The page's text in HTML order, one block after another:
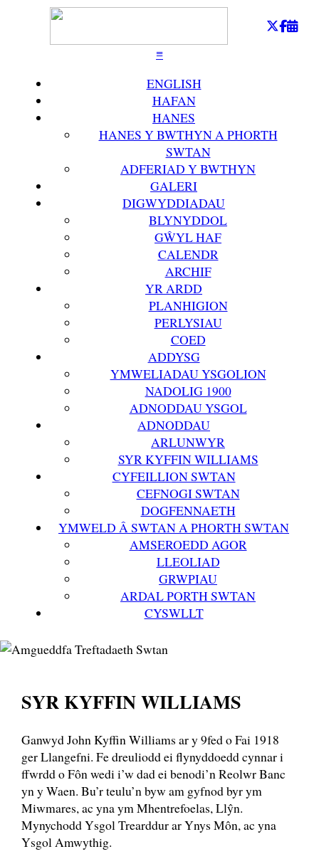
≡
ENGLISH
HAFAN
HANES
HANES Y BWTHYN A PHORTH
SWTAN
ADFERIAD Y BWTHYN
GALERI
DIGWYDDIADAU
BLYNYDDOL
GŴYL HAF
CALENDR
ARCHIF
YR ARDD
PLANHIGION
PERLYSIAU
COED
ADDYSG
YMWELIADAU YSGOLION
NADOLIG 1900
ADNODDAU YSGOL
ADNODDAU
ARLUNWYR
SYR KYFFIN WILLIAMS
CYFEILLION SWTAN
CEFNOGI SWTAN
DOGFENNAETH
YMWELD Â SWTAN A PHORTH SWTAN
AMSEROEDD AGOR
LLEOLIAD
GRWPIAU
ARDAL PORTH SWTAN
CYSWLLT
SYR KYFFIN WILLIAMS
Ganwyd John Kyffin Williams ar y 9fed o Fai 1918
ger Llangefni. Fe dreuliodd ei flynyddoedd cynnar i
ffwrdd o Fôn wedi i’w dad ei benodi’n Reolwr Banc
yn y Waen. Bu’r teulu’n byw am gyfnod byr ym
Miwmares, ac yna ym Mhentrefoelas, Llŷn.
Mynychodd Ysgol Trearddur ar Ynys Môn, ac yna
Ysgol Amwythig.